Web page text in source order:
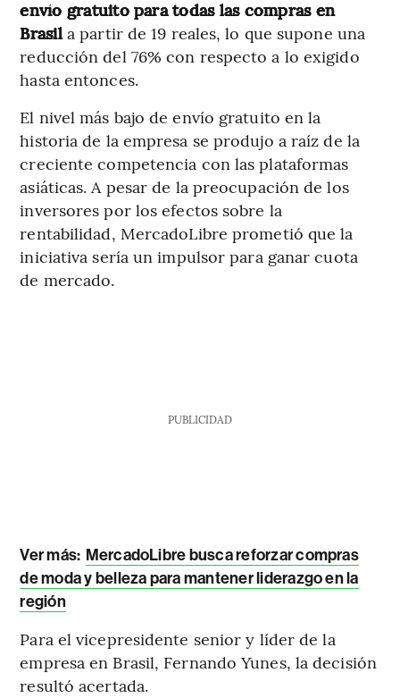
envío gratuito para todas las compras en
Brasila partir de 19 reales, lo que supone una
reducción del 76% con respecto a lo exigido
hasta entonces.
El nivel más bajo de envío gratuito en la
historia de la empresa se produjo a raíz de la
creciente competencia con las plataformas
asiáticas. A pesar de la preocupación de los
inversores por los efectos sobre la
rentabilidad, MercadoLibre prometió que la
iniciativa sería un impulsor para ganar cuota
de mercado.
PUBLICIDAD
Ver más: MercadoLibre busca reforzar compras
de moda y belleza para mantener liderazgo en la
región
Para el vicepresidente senior y líder de la
empresa en Brasil, Fernando Yunes, la decisión
resultó acertada.